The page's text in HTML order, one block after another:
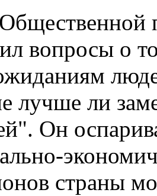
вопросы о
лучше ли
Он
страны